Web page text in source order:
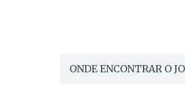
ONDE ENCONTRAR O